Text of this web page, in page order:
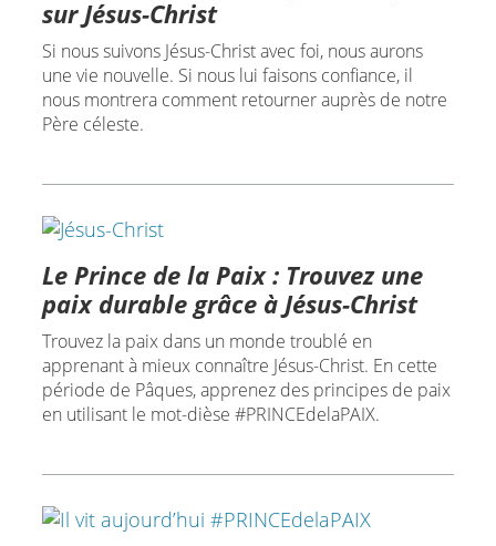
sur Jésus-Christ
Si nous suivons Jésus-Christ avec foi, nous aurons
une vie nouvelle. Si nous lui faisons confiance, il
nous montrera comment retourner auprès de notre
Père céleste.
Le Prince de la Paix : Trouvez une
paix durable grâce à Jésus-Christ
Trouvez la paix dans un monde troublé en
apprenant à mieux connaître Jésus-Christ. En cette
période de Pâques, apprenez des principes de paix
en utilisant le mot-dièse #PRINCEdelaPAIX.